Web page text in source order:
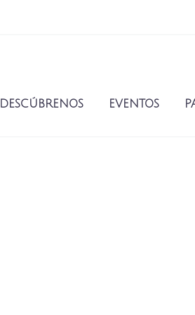
DESCÚBRENOS EVENTOS